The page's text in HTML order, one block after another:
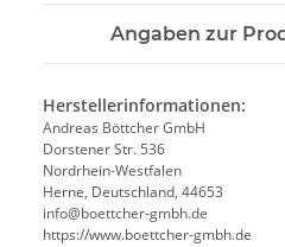
Angaben zur
Herstellerinformationen:
Andreas Böttcher GmbH
Dorstener Str. 536
Nordrhein-Westfalen
Herne, Deutschland, 44653
info@boettcher-gmbh.de
https://www.boettcher-gmbh.de